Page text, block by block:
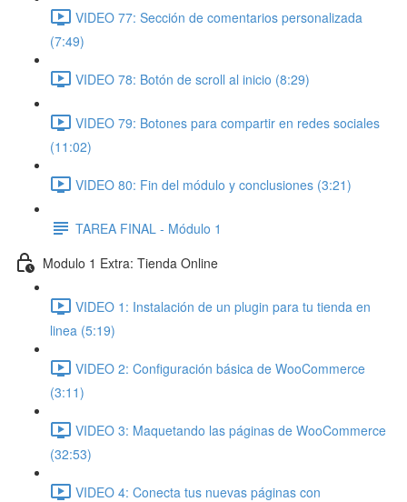
VIDEO 77: Sección de comentarios personalizada
(7:49)
VIDEO 78: Botón de scroll al inicio (8:29)
VIDEO 79: Botones para compartir en redes sociales
(11:02)
VIDEO 80: Fin del módulo y conclusiones (3:21)
TAREA FINAL - Módulo 1
Modulo 1 Extra: Tienda Online
VIDEO 1: Instalación de un plugin para tu tienda en
linea (5:19)
VIDEO 2: Configuración básica de WooCommerce
(3:11)
VIDEO 3: Maquetando las páginas de WooCommerce
(32:53)
VIDEO 4: Conecta tus nuevas páginas con